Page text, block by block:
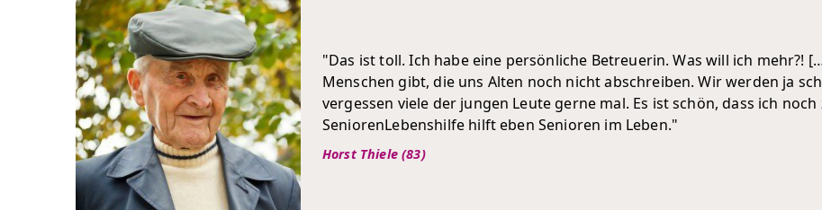
"Das ist toll. Ich habe eine persönliche Betreuerin. Was will ich mehr?!
Menschen gibt, die uns Alten noch nicht abschreiben. Wir werden ja
vergessen viele der jungen Leute gerne mal. Es ist schön, dass ich
SeniorenLebenshilfe hilft eben Senioren im Leben."
Horst Thiele (83)